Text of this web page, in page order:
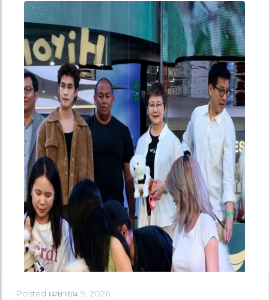
Posted เมษายน 9, 2026